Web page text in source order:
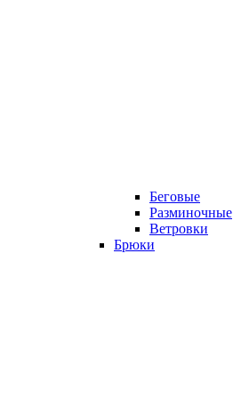
Беговые
Разминочные
Ветровки
Брюки